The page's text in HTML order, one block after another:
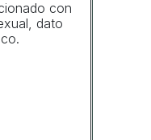
con
dato